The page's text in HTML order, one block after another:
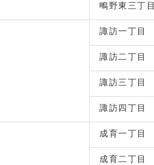
鴫野東三丁目
諏訪一丁目
諏訪二丁目
諏訪三丁目
諏訪四丁目
成育一丁目
成育二丁目